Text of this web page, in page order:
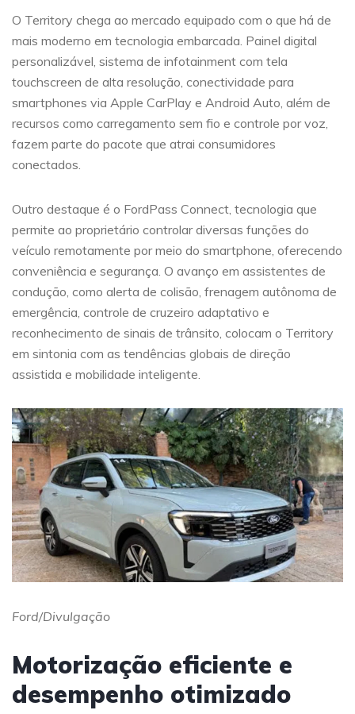
O Territory chega ao mercado equipado com o que há de
mais moderno em tecnologia embarcada. Painel digital
personalizável, sistema de infotainment com tela
touchscreen de alta resolução, conectividade para
smartphones via Apple CarPlay e Android Auto, além de
recursos como carregamento sem fio e controle por voz,
fazem parte do pacote que atrai consumidores
conectados.
Outro destaque é o FordPass Connect, tecnologia que
permite ao proprietário controlar diversas funções do
veículo remotamente por meio do smartphone, oferecendo
conveniência e segurança. O avanço em assistentes de
condução, como alerta de colisão, frenagem autônoma de
emergência, controle de cruzeiro adaptativo e
reconhecimento de sinais de trânsito, colocam o Territory
em sintonia com as tendências globais de direção
assistida e mobilidade inteligente.
Ford/Divulgação
Motorização eficiente e
desempenho otimizado